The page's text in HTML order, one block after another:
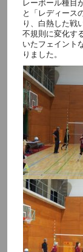
レーボール種目
と「レディース
り、白熱した戦
不規則に変化す
いたフェイント
りました。